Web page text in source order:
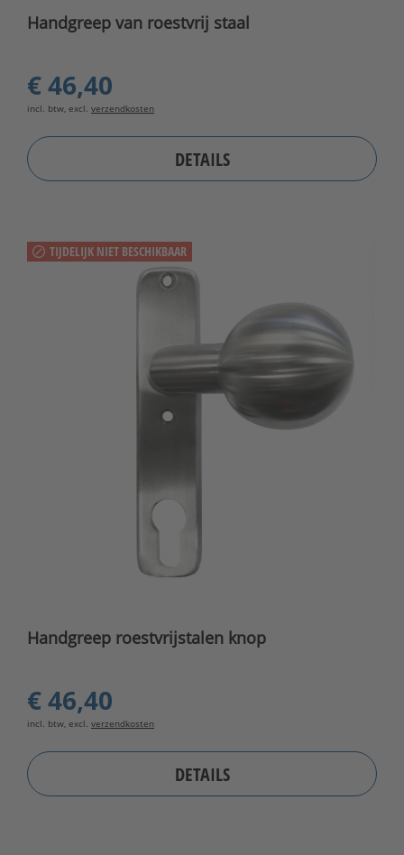
Handgreep van roestvrij staal
€ 46,40
incl. btw, excl. verzendkosten
DETAILS
TIJDELIJK NIET BESCHIKBAAR
Handgreep roestvrijstalen knop
€ 46,40
incl. btw, excl. verzendkosten
DETAILS